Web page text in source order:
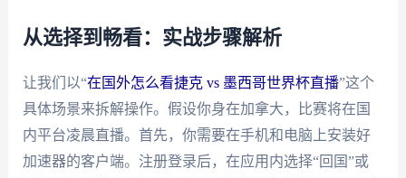
从选择到畅看：实战步骤解析
让我们以“在国外怎么看捷克 vs 墨西哥世界杯直播”这个
具体场景来拆解操作。假设你身在加拿大，比赛将在国
内平台凌晨直播。首先，你需要在手机和电脑上安装好
加速器的客户端。注册登录后，在应用内选择“回国”或